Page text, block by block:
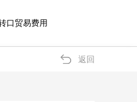
口贸易费用
返回